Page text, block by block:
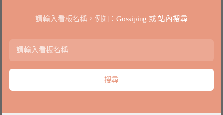
請輸入看板名稱，例如：Gossiping 或 站內搜尋